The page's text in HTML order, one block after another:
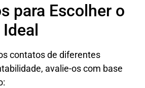
para Escolher o
contatos de diferentes
avalie-os com base